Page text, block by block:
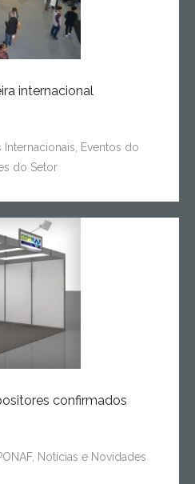
internacional
Internacionais
Eventos do
do Setor
confirmados
, Notícias e Novidades